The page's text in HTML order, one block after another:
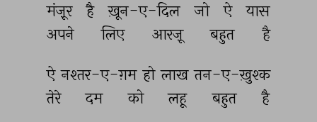
मंज़ूर है ख़ून-ए-दिल जो ऐ
यास
अपने
लिए आरज़ू बहुत है
ऐ नश्तर-ए-ग़म हो लाख तन-ए-ख़ुश्क
तेरे
दम को लहू बहुत है